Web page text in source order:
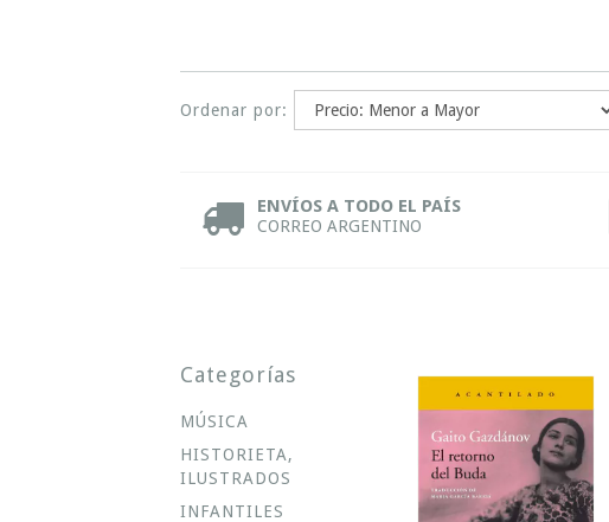
Ordenar por:
ENVÍOS A TODO EL PAÍS
CORREO ARGENTINO
Categorías
MÚSICA
HISTORIETA,
ILUSTRADOS
INFANTILES